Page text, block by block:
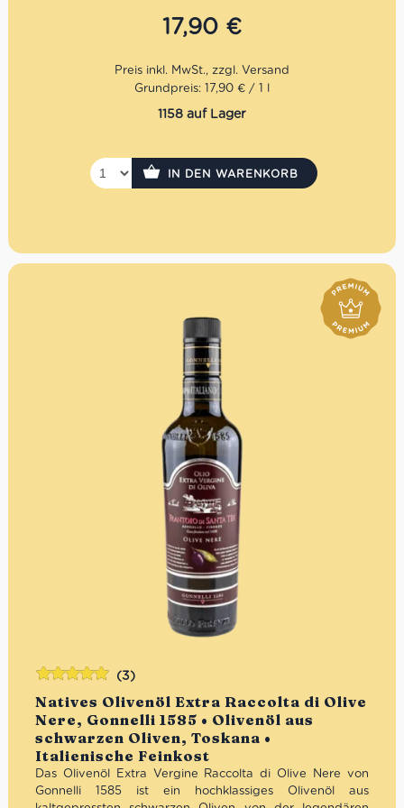
wird. Ideal auch für den rohen Verzehr.
Mengenrabatt: erhalte beim Kauf von 3 nativen
17,90 €
Grundpreis: 17,90 € / 1 l
1158 auf Lager
IN DEN WARENKORB
Natives Olivenöl Extra Raccolta di Olive
Nere, Gonnelli 1585 • Olivenöl aus
schwarzen Oliven, Toskana •
Italienische Feinkost
(3)
Das Olivenöl Extra Vergine Raccolta di Olive Nere von
Gonnelli 1585 ist ein hochklassiges Olivenöl aus
Bewertet
mit5.00von
5